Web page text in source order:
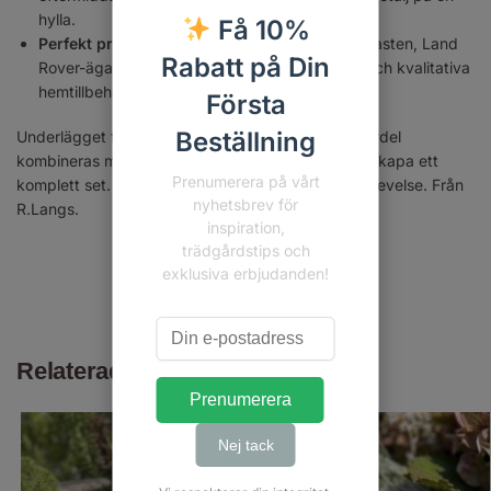
hylla.
Perfekt pressent:
En utmärkt gåva till bilentusiasten, Land
Rover-ägaren eller den som uppskattar unika och kvalitativa
hemtillbehör.
Underlägget finns i tre olika motiv och kan med fördel
kombineras med våra matchande muggar för att skapa ett
komplett set. Låt varje kaffepaus bli en stilfull upplevelse. Från
R.Langs.
Artikelnr: SG-03749
Relaterade produkter
Få 10%
Rabatt på Din
Första
Beställning
Prenumerera på vårt
nyhetsbrev för
inspiration,
trädgårdstips och
exklusiva erbjudanden!
Prenumerera
Nej tack